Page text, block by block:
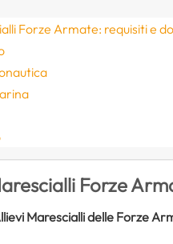
Forze Armate: requisiti e
Forze
Marescialli delle Forze